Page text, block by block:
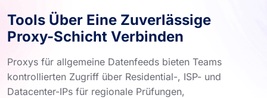
Tools Über Eine Zuverlässige
Proxy-Schicht Verbinden
Proxys für allgemeine Datenfeeds bieten Teams
kontrollierten Zugriff über Residential-, ISP- und
Datacenter-IPs für regionale Prüfungen,